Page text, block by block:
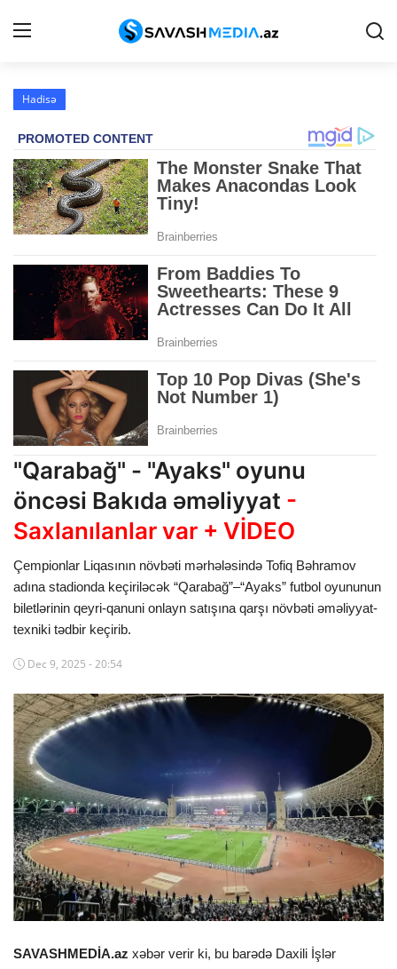
Haqqımızda
Peşə etikası
Reklam
Gündəm
Siyasət
Hadisə
Dünya
Cəmiyyət
İdman
Kriminal
Mövqe
Maraqlı
Sağlıq
Digər
Hadisə
"Qarabağ" - "Ayaks" oyunu
öncəsi Bakıda əməliyyat -
Saxlanılanlar var + VİDEO
Çempionlar Liqasının növbəti mərhələsində Tofiq Bəhramov
adına stadionda keçiriləcək “Qarabağ”–“Ayaks” futbol oyununun
biletlərinin qeyri-qanuni onlayn satışına qarşı növbəti əməliyyat-
texniki tədbir keçirib.
Dec 9, 2025 - 20:54
SAVASHMEDİA.az xəbər verir ki, bu barədə Daxili İşlər